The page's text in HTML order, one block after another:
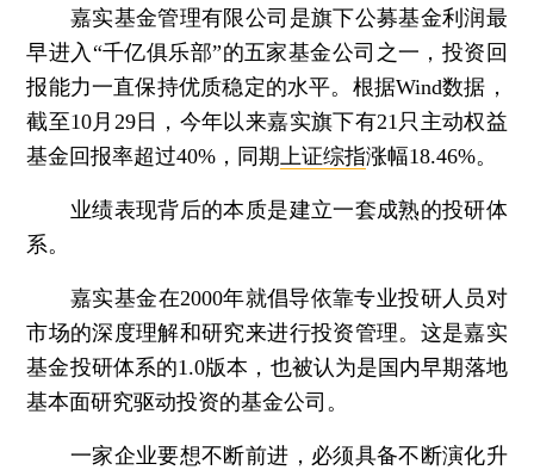
嘉实基金管理有限公司是旗下公募基金利润最
早进入“千亿俱乐部”的五家基金公司之一，投资回
报能力一直保持优质稳定的水平。根据Wind数据，
截至10月29日，今年以来嘉实旗下有21只主动权益
基金回报率超过40%，同期上证综指涨幅18.46%。
业绩表现背后的本质是建立一套成熟的投研体
系。
嘉实基金在2000年就倡导依靠专业投研人员对
市场的深度理解和研究来进行投资管理。这是嘉实
基金投研体系的1.0版本，也被认为是国内早期落地
基本面研究驱动投资的基金公司。
一家企业要想不断前进，必须具备不断演化升